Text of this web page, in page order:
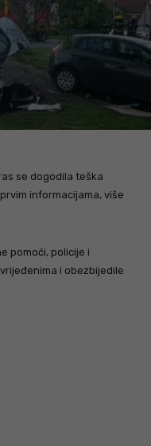
se dogodila teška
informacijama, više
pomoći, policije i
i obezbijedile